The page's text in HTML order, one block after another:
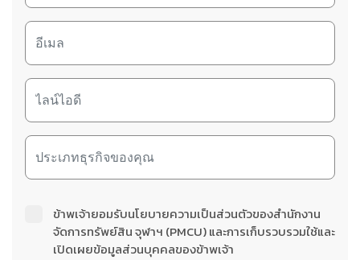
ข้าพเจ้ายอมรับนโยบายความเป็นส่วนตัวของสำนักงาน
จัดการทรัพย์สิน จุฬาฯ (PMCU) และการเก็บรวบรวมใช้และ
เปิดเผยข้อมูลส่วนบุคคลของข้าพเจ้า